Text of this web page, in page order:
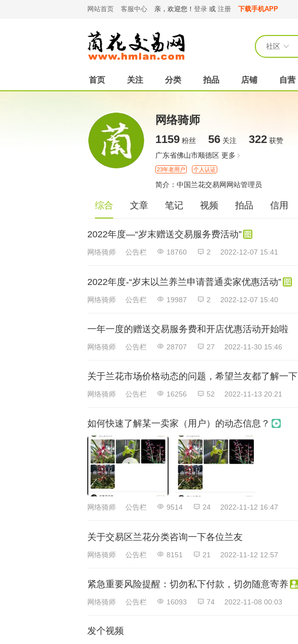
网站首页 客服中心 亲，欢迎您！ 登录 或 注册 下载手机APP
社区
首页 关注 分类 拍品 店铺 自营
网络骑师
1159 粉丝 56 关注 322 获赞
广东省佛山市顺德区 更多
23年老用户 个人认证
简介：中国兰花交易网网站管理员
综合 文章 笔记 视频 拍品 信用
2022年度—“岁末赠送交易服务费活动”
网络骑师 公告栏 18760 2 2022-12-07 15:41
2022年度-“岁末以兰养兰申请普通卖家优惠活动”
网络骑师 公告栏 19987 2 2022-12-07 15:40
一年一度的赠送交易服务费和开店优惠活动开始啦
网络骑师 公告栏 28707 27 2022-11-30 15:46
关于兰花市场价格动态的问题，希望兰友都了解一下
网络骑师 公告栏 16256 52 2022-11-13 20:21
如何快速了解某一卖家（用户）的动态信息？
网络骑师 公告栏 9514 24 2022-11-12 16:47
关于交易区兰花分类咨询一下各位兰友
网络骑师 公告栏 8151 21 2022-11-12 12:57
紧急重要风险提醒：切勿私下付款，切勿随意寄养
网络骑师 公告栏 16093 74 2022-11-08 00:03
发个视频